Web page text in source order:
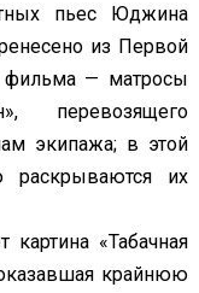
пьес Юджина
из Первой
— матросы
перевозящего
экипажа; в этой
раскрываются их
«Табачная
крайнюю